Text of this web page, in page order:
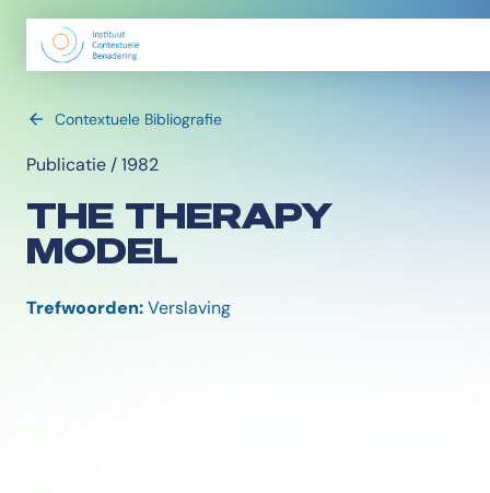
Contextuele Bibliografie
Publicatie / 1982
THE THERAPY
MODEL
Trefwoorden:Verslaving